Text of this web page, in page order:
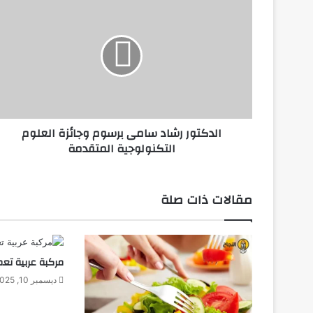
ش
ى
ب
س
و
ج
الدكتور رشاد سامى برسوم وجائزة العلوم
التكنولوجية المتقدمة
مقالات ذات صلة
مركبة عربية
ديسمبر 10, 2025